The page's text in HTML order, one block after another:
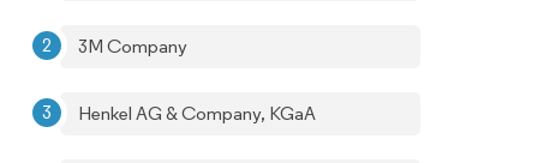
3M Company
Henkel AG & Company, KGaA